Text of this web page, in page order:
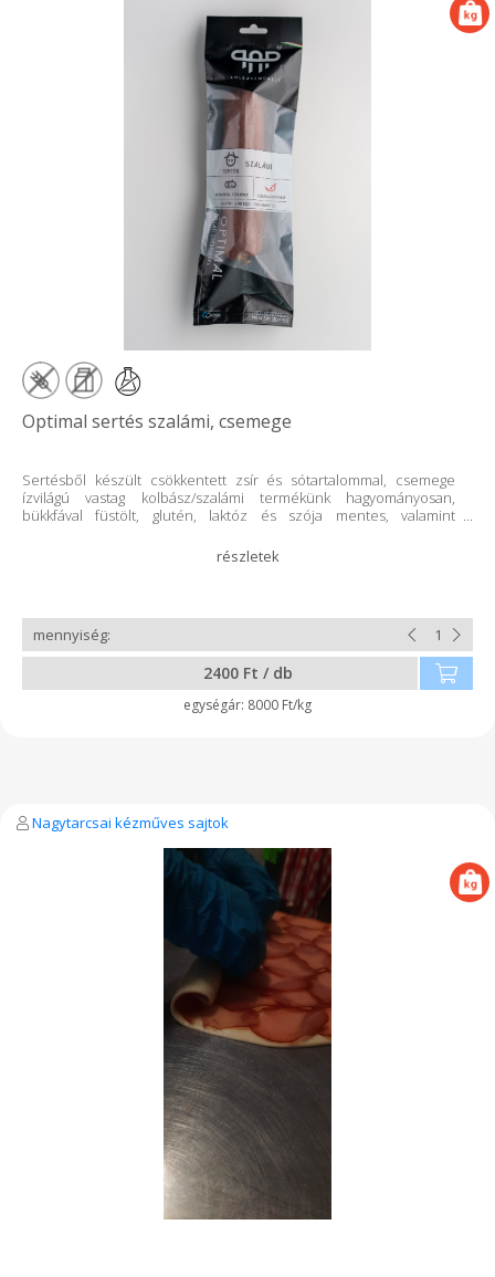
Optimal sertés szalámi, csemege
Sertésből készült csökkentett zsír és sótartalommal, csemege
ízvilágú vastag kolbász/szalámi termékünk hagyományosan,
bükkfával füstölt, glutén, laktóz és szója mentes, valamint
2400 Ft / db
8000 Ft/kg
Nagytarcsai kézműves sajtok